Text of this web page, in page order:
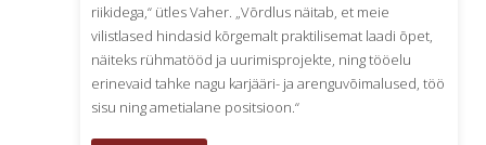
riikidega,“ ütles Vaher. „Võrdlus näitab, et meie
vilistlased hindasid kõrgemalt praktilisemat laadi õpet,
näiteks rühmatööd ja uurimisprojekte, ning tööelu
erinevaid tahke nagu karjääri- ja arenguvõimalused, töö
sisu ning ametialane positsioon.“